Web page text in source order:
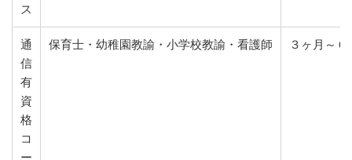
ス
通
信
有
資
格
コ
保育士・幼稚園教諭・小学校教諭・看護師 ３ヶ月～６